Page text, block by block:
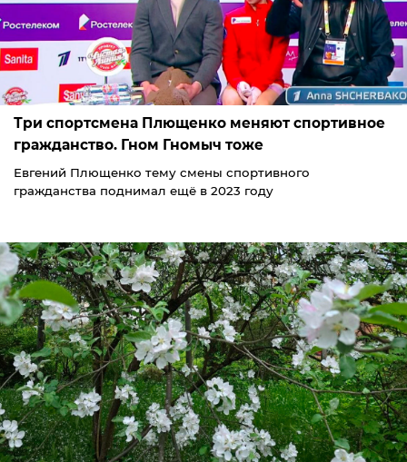
Три спортсмена Плющенко меняют спортивное
гражданство. Гном Гномыч тоже
Евгений Плющенко тему смены спортивного
гражданства поднимал ещё в 2023 году